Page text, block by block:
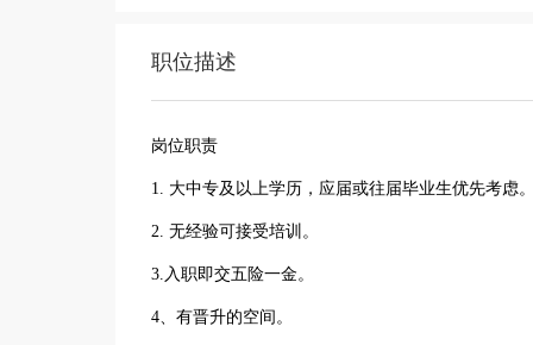
职位描述
岗位职责
1. 大中专及以上学历，应届或往届毕业生优先考虑
2. 无经验可接受培训。
3.入职即交五险一金。
4、有晋升的空间。